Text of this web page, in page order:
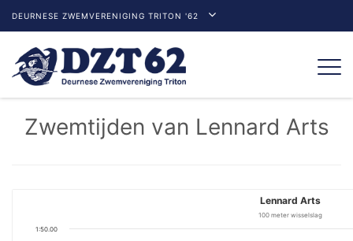
DEURNESE ZWEMVERENIGING TRITON '62
Zwemtijden van Lennard Arts
Lennard Arts
100 meter wisselslag
1:50.00